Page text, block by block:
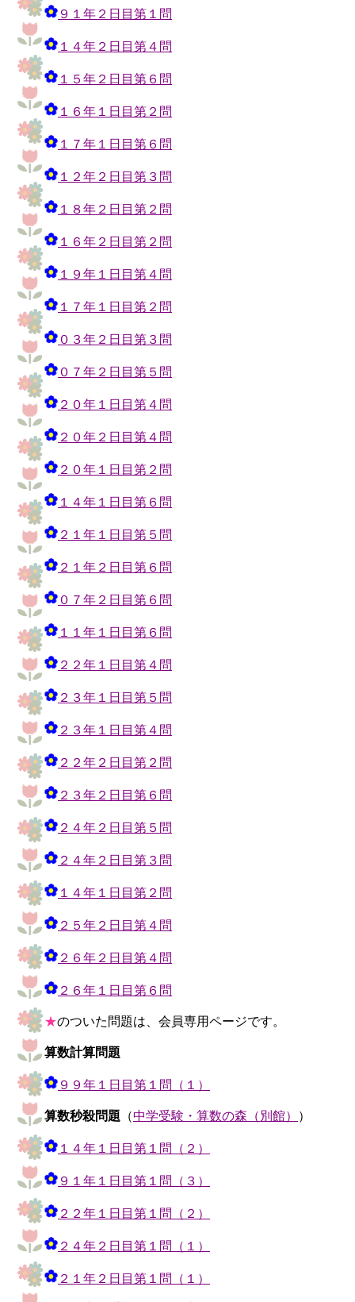
９１年２日目第１問
１４年２日目第４問
１５年２日目第６問
１６年１日目第２問
１７年１日目第６問
１２年２日目第３問
１８年２日目第２問
１６年２日目第２問
１９年１日目第４問
１７年１日目第２問
０３年２日目第３問
０７年２日目第５問
２０年１日目第４問
２０年２日目第４問
２０年１日目第２問
１４年１日目第６問
２１年１日目第５問
２１年２日目第６問
０７年２日目第６問
１１年１日目第６問
２２年１日目第４問
２３年１日目第５問
２３年１日目第４問
２２年２日目第２問
２３年２日目第６問
２４年２日目第５問
２４年２日目第３問
１４年１日目第２問
２５年２日目第４問
２６年２日目第４問
２６年１日目第６問
★のついた問題は、会員専用ページです。
算数計算問題
９９年１日目第１問（１）
算数秒殺問題 （中学受験・算数の森（別館） ）
１４年１日目第１問（２）
９１年１日目第１問（３）
２２年１日目第１問（２）
２４年２日目第１問（１）
２１年２日目第１問（１）